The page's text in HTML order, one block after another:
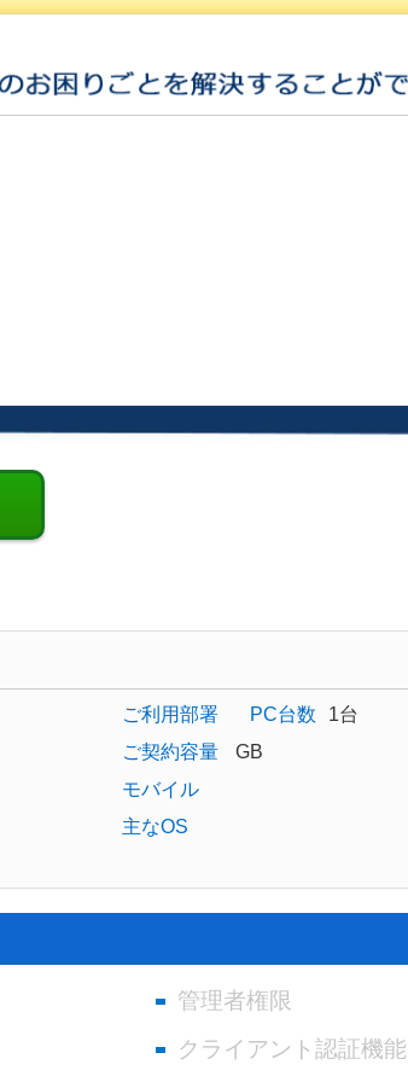
ご利用部署 PC台数
1台
ご契約容量
GB
モバイル
主なOS
管理者権限
クライアント認証機能